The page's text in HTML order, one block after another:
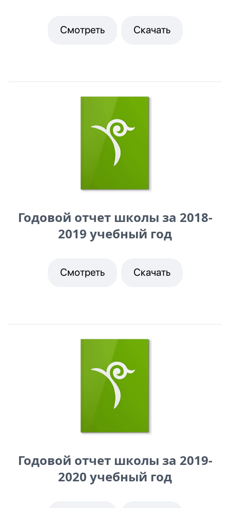
Смотреть Скачать
Годовой отчет школы за 2018-
2019 учебный год
Смотреть Скачать
Годовой отчет школы за 2019-
2020 учебный год